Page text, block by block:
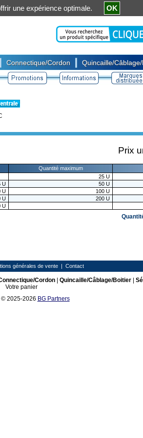
Connectique/Cordon Quincaille/
Prix
Quantité maximum
25 U
U 50 U
U 100 U
U 200 U
U
générales de vente | Contact
Cordon| Quincaille/Câblage/Boitier|
Votre panier
2025-2026 BG Partners
une expérience optimale. OK